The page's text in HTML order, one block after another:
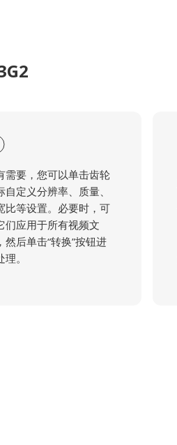
需要，您可以单击齿轮
自定义分辨率、质量、
比等设置。必要时，可
们应用于所有视频文
然后单击“转换”按钮进
。